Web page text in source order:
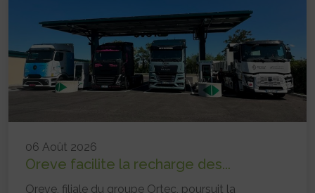
06 Août 2026
Oreve facilite la recharge des...
Oreve, filiale du groupe Ortec, poursuit la